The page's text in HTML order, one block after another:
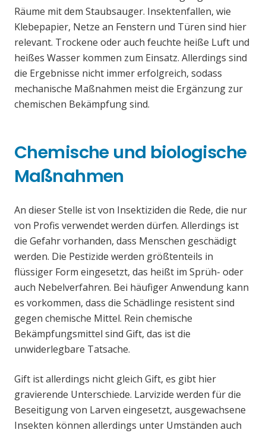
Räume mit dem Staubsauger. Insektenfallen, wie
Klebepapier, Netze an Fenstern und Türen sind hier
relevant. Trockene oder auch feuchte heiße Luft und
heißes Wasser kommen zum Einsatz. Allerdings sind
die Ergebnisse nicht immer erfolgreich, sodass
mechanische Maßnahmen meist die Ergänzung zur
chemischen Bekämpfung sind.
Chemische und biologische
Maßnahmen
An dieser Stelle ist von Insektiziden die Rede, die nur
von Profis verwendet werden dürfen. Allerdings ist
die Gefahr vorhanden, dass Menschen geschädigt
werden. Die Pestizide werden größtenteils in
flüssiger Form eingesetzt, das heißt im Sprüh- oder
auch Nebelverfahren. Bei häufiger Anwendung kann
es vorkommen, dass die Schädlinge resistent sind
gegen chemische Mittel. Rein chemische
Bekämpfungsmittel sind Gift, das ist die
unwiderlegbare Tatsache.
Gift ist allerdings nicht gleich Gift, es gibt hier
gravierende Unterschiede. Larvizide werden für die
Beseitigung von Larven eingesetzt, ausgewachsene
Insekten können allerdings unter Umständen auch